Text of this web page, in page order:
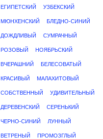
ЕГИПЕТСКИЙ УЗБЕКСКИЙ
МЮНХЕНСКИЙ БЛЕДНО-СИНИЙ
ДОЖДЛИВЫЙ СУМРАЧНЫЙ
РОЗОВЫЙ НОЯБРЬСКИЙ
ВЧЕРАШНИЙ БЕЛЕСОВАТЫЙ
КРАСИВЫЙ МАЛАХИТОВЫЙ
СОБСТВЕННЫЙ УДИВИТЕЛЬНЫЙ
ДЕРЕВЕНСКИЙ СЕРЕНЬКИЙ
ЧЕРНО-СИНИЙ ЛУННЫЙ
ВЕТРЕНЫЙ ПРОМОЗГЛЫЙ